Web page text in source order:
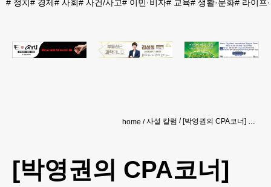
# 정치# 경제# 사회# 사건/사고# 이민·비자# 교육# 생활·문화# 라이프
home 사설 칼럼 [박영권의 CPA코너] 내 세금 신고서, 이미 누군가 제출했다? – IRS ID Theft & IP PIN
[박영권의 CPA코너]